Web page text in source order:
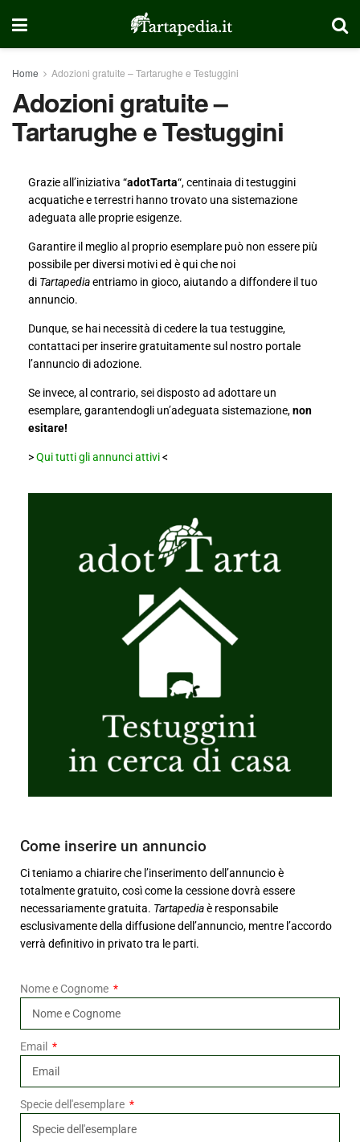
Home Adozioni gratuite – Tartarughe e Testuggini
Adozioni gratuite –
Tartarughe e Testuggini
Grazie all’iniziativa “adotTarta“, centinaia di testuggini
acquatiche e terrestri hanno trovato una sistemazione
adeguata alle proprie esigenze.
Garantire il meglio al proprio esemplare può non essere più
possibile per diversi motivi ed è qui che noi
di Tartapediaentriamo in gioco, aiutando a diffondere il tuo
annuncio.
Dunque, se hai necessità di cedere la tua testuggine,
contattaci per inserire gratuitamente sul nostro portale
l’annuncio di adozione.
Se invece, al contrario, sei disposto ad adottare un
esemplare, garantendogli un’adeguata sistemazione,non
esitare!
>Qui tutti gli annunci attivi<
Come inserire un annuncio
Ci teniamo a chiarire che l’inserimento dell’annuncio è
totalmente gratuito, così come la cessione dovrà essere
necessariamente gratuita. Tartapediaè responsabile
esclusivamente della diffusione dell’annuncio, mentre l’accordo
verrà definitivo in privato tra le parti.
Nome e Cognome
Email
Specie dell'esemplare